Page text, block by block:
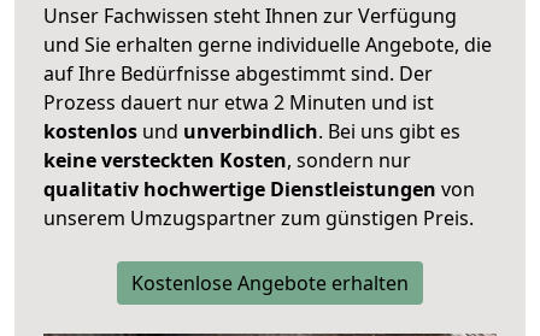
Unser Fachwissen steht Ihnen zur Verfügung
und Sie erhalten gerne individuelle Angebote, die
auf Ihre Bedürfnisse abgestimmt sind. Der
Prozess dauert nur etwa 2 Minuten und ist
kostenlos und unverbindlich. Bei uns gibt es
keine versteckten Kosten, sondern nur
qualitativ hochwertige Dienstleistungen von
unserem Umzugspartner zum günstigen Preis.
Kostenlose Angebote erhalten